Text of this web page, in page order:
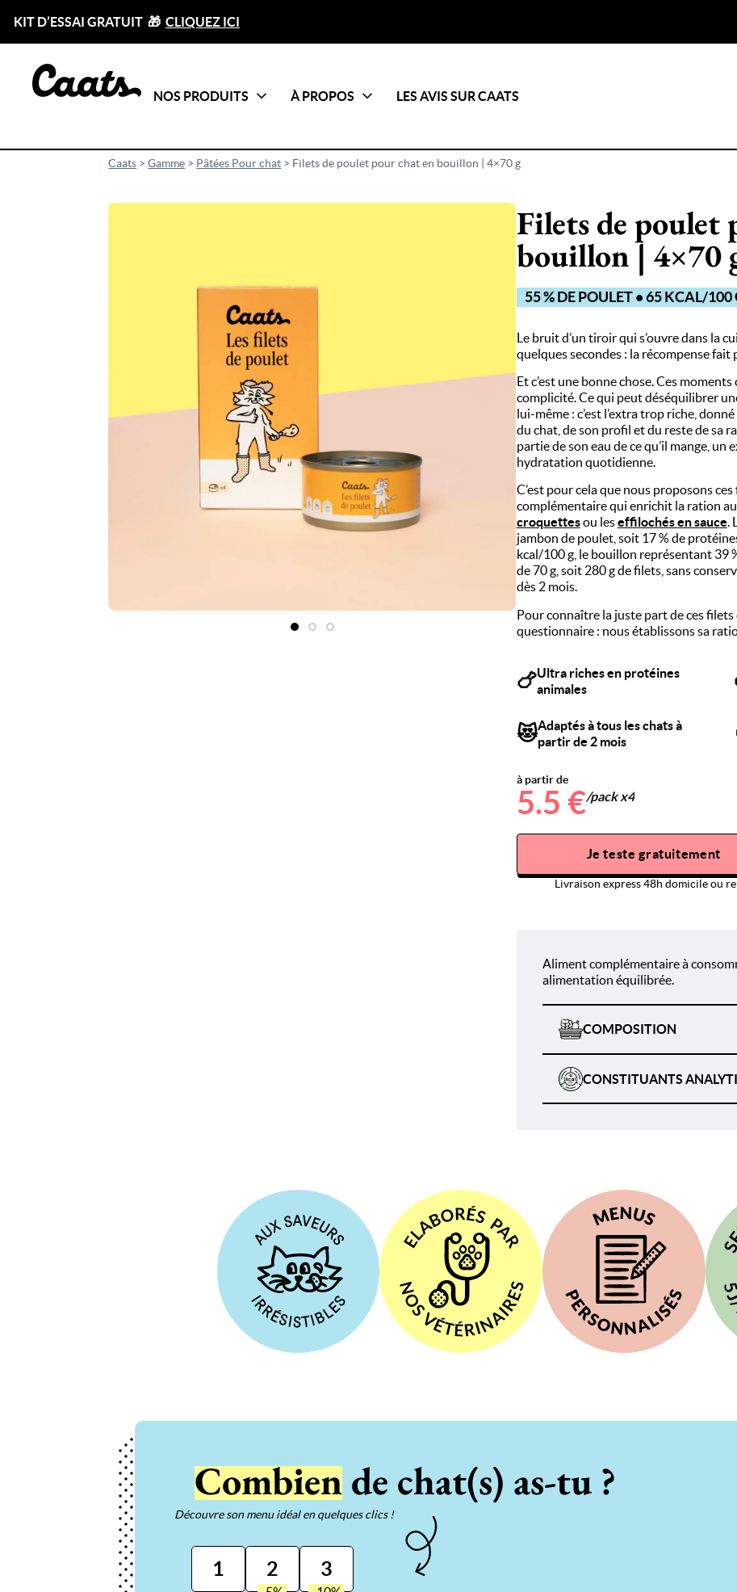
KIT D’ESSAI GRATUIT 🎁 CLIQUEZ ICI
NOS PRODUITS
CatégoriesTout voir
Son Menu Personnalisé
À PROPOS LES AVIS SUR CAATS
Caats >Gamme > Pâtées Pour chat > Filets de poulet pour chat en bouillon | 4×70 g
Filets de poulet
bouillon | 4×70
55 % DE POULET • 65 KCAL/
Le bruit d’un tiroir qui s’ouvre dans la
quelques secondes : la récompense
Et c’est une bonne chose. Ces
complicité. Ce qui peut déséquilibrer
lui-même : c’est l’extra trop riche,
du chat, de son profil et du reste de sa
partie de son eau de ce qu’il mange,
hydratation quotidienne.
C’est pour cela que nous proposons
complémentaire qui enrichit la ration
croquettesou leseffilochés en sauce.
jambon de poulet, soit 17 % de
kcal/100 g, le bouillon représentant 39
de 70 g, soit 280 g de filets, sans
dès 2 mois.
Pour connaître la juste part de ces
questionnaire : nous établissons sa
🍗Ultra riches en protéines
animales
😻Adaptés à tous les chats à
partir de 2 mois
à partir de
5.5 €/pack x4
Je teste gratuitement
Livraison express 48h domicile ou
Aliment complémentaire à
alimentation équilibrée.
COMPOSITION
CONSTITUANTS
Combiende chat(s) as-tu ?
Découvre son menu idéal en quelques clics !
1 2 3